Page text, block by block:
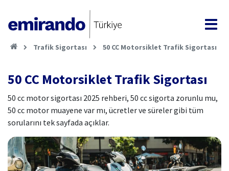
Trafik Sigortası 50 CC Motorsiklet Trafik Sigortası
50 CC Motorsiklet Trafik Sigortası
50 cc motor sigortası 2025 rehberi, 50 cc sigorta zorunlu mu,
50 cc motor muayene var mı, ücretler ve süreler gibi tüm
sorularını tek sayfada açıklar.